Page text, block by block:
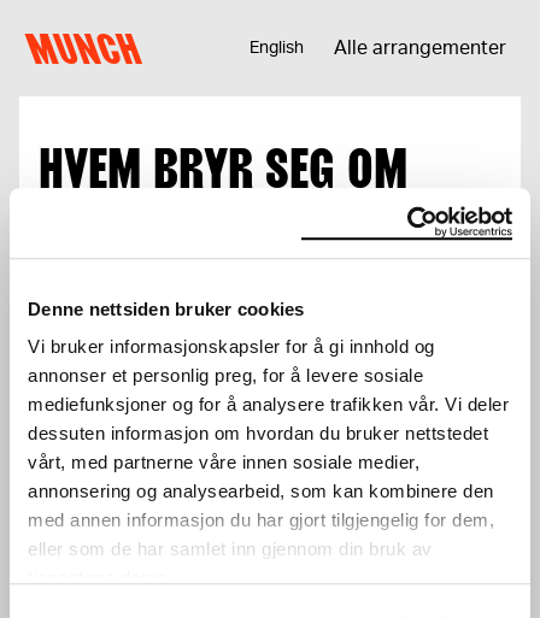
Denne nettsiden bruker cookies
Vi bruker informasjonskapsler for å gi innhold og
annonser et personlig preg, for å levere sosiale
mediefunksjoner og for å analysere trafikken vår. Vi deler
dessuten informasjon om hvordan du bruker nettstedet
vårt, med partnerne våre innen sosiale medier,
annonsering og analysearbeid, som kan kombinere den
med annen informasjon du har gjort tilgjengelig for dem,
eller som de har samlet inn gjennom din bruk av
MUNCH English Alle arrangementer
HVEM BRYR SEG OM
Total
Logg inn for å benytte deg av
medlemsrabatter.
Logg inn